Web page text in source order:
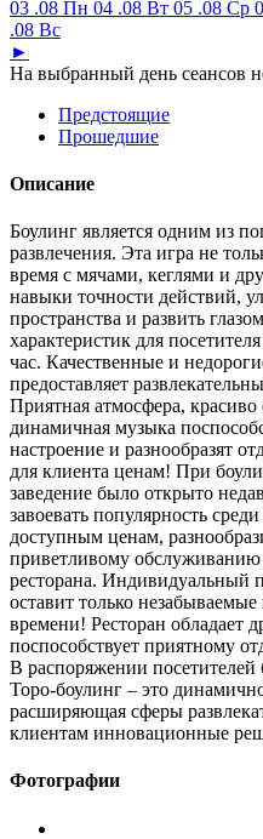
03 .08 Пн 04 .08 Вт 05 .08 Ср
.08 Вс
►
На выбранный день сеансов
Предстоящие
Прошедшие
Описание
Боулинг является одним из
развлечения. Эта игра не
время с мячами, кеглями и
навыки точности действий,
пространства и развить
характеристик для
час. Качественные и
предоставляет
Приятная атмосфера,
динамичная музыка
настроение и разнообразят
для клиента ценам! При
заведение было открыто
завоевать популярность
доступным ценам,
приветливому
ресторана. Индивидуальный
оставит только
времени! Ресторан обладает
поспособствует приятному
В распоряжении посетителей
Торо-боулинг – это
расширяющая сферы
клиентам инновационные
Фотографии